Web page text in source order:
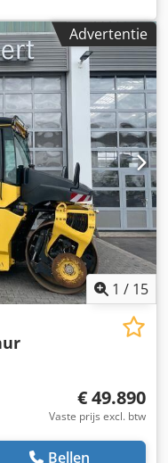
als PDF-
zoals afgebeeld,
gebruikt
Advertentie
1 / 15
€ 49.890
Vaste prijs excl. btw
Bellen